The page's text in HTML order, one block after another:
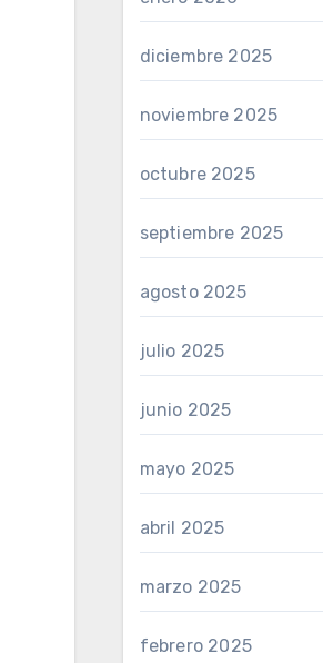
diciembre 2025
noviembre 2025
octubre 2025
septiembre 2025
agosto 2025
julio 2025
junio 2025
mayo 2025
abril 2025
marzo 2025
febrero 2025